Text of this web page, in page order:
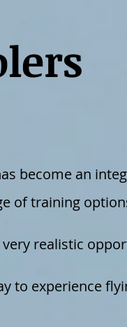
become an
of training
realistic
to experience